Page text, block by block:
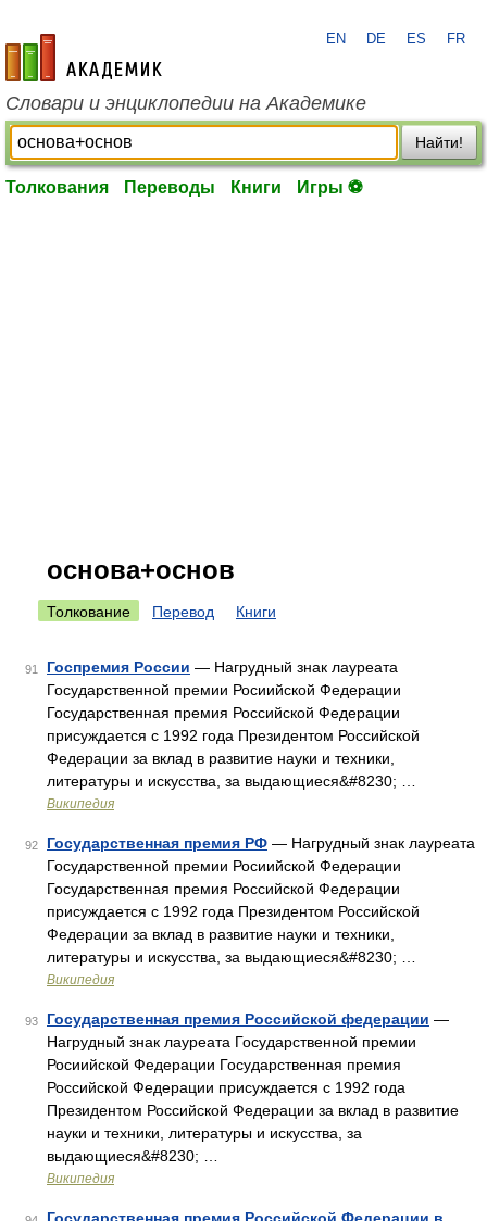
academic.ru
EN DE ES FR
Словари и энциклопедии на Академике
Найти!
Толкования Переводы Книги Игры ⚽
основа+основ
Толкование Перевод Книги
91 Госпремия России — Нагрудный знак лауреата
Государственной премии Росиийской Федерации
Государственная премия Российской Федерации
присуждается с 1992 года Президентом Российской
Федерации за вклад в развитие науки и техники,
литературы и искусства, за выдающиеся&#8230; …
Википедия
92 Государственная премия РФ — Нагрудный знак лауреата
Государственной премии Росиийской Федерации
Государственная премия Российской Федерации
присуждается с 1992 года Президентом Российской
Федерации за вклад в развитие науки и техники,
литературы и искусства, за выдающиеся&#8230; …
Википедия
93 Государственная премия Российской федерации —
Нагрудный знак лауреата Государственной премии
Росиийской Федерации Государственная премия
Российской Федерации присуждается с 1992 года
Президентом Российской Федерации за вклад в развитие
науки и техники, литературы и искусства, за
выдающиеся&#8230; …
Википедия